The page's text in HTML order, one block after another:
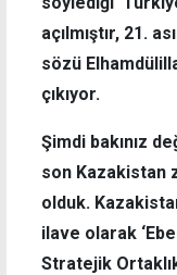
açılmıştır, 21.
sözü
çıkıyor.
Şimdi bakınız
son Kazakistan
olduk.
ilave olarak
Stratejik